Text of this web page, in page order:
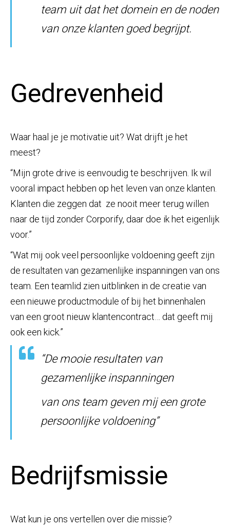
team uit dat het domein en de noden
van onze klanten goed begrijpt.
Gedrevenheid
Waar haal je je motivatie uit? Wat drijft je het
meest?
“Mijn grote drive is eenvoudig te beschrijven. Ik wil
vooral impact hebben op het leven van onze klanten.
Klanten die zeggen dat ze nooit meer terug willen
naar de tijd zonder Corporify, daar doe ik het eigenlijk
voor.”
“Wat mij ook veel persoonlijke voldoening geeft zijn
de resultaten van gezamenlijke inspanningen van ons
team. Een teamlid zien uitblinken in de creatie van
een nieuwe productmodule of bij het binnenhalen
van een groot nieuw klantencontract… dat geeft mij
ook een kick.”
“De mooie resultaten van
gezamenlijke inspanningen
van ons team geven mij een grote
persoonlijke voldoening”
Bedrijfsmissie
Wat kun je ons vertellen over die missie?